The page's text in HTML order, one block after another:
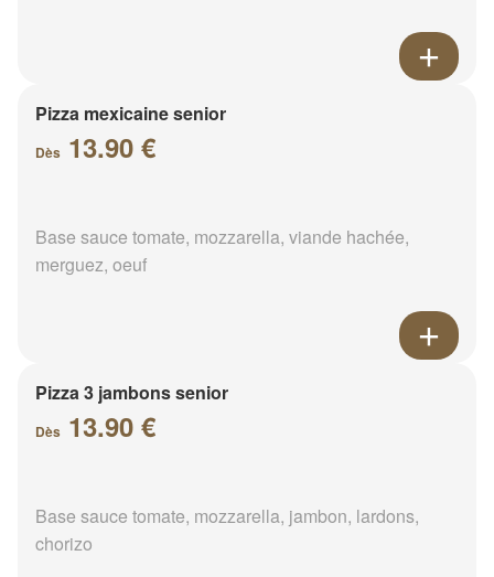
Pizza mexicaine senior
Dès 13.90 €
Base sauce tomate, mozzarella, viande hachée,
merguez, oeuf
Pizza 3 jambons senior
Dès 13.90 €
Base sauce tomate, mozzarella, jambon, lardons,
chorizo